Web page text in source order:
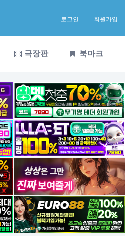
로그인 회원가입
극장판 북마크